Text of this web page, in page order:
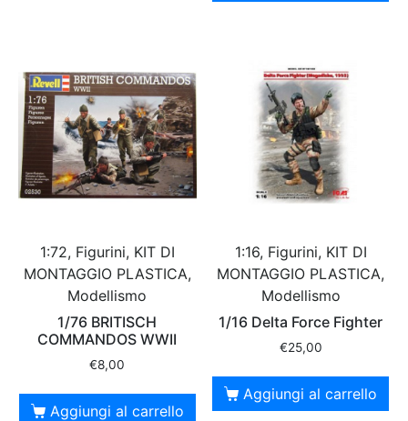
1:72, Figurini, KIT DI
MONTAGGIO PLASTICA,
Modellismo
1/76 BRITISCH
COMMANDOS WWII
€8,00
Aggiungi al carrello
1:16, Figurini, KIT DI
MONTAGGIO PLASTICA,
Modellismo
1/16 Delta Force Fighter
€25,00
Aggiungi al carrello